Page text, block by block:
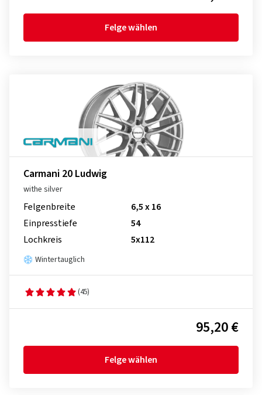
Felge wählen
Carmani 20 Ludwig
withe silver
Felgenbreite
6,5 x 16
Einpresstiefe
54
Lochkreis
5x112
Wintertauglich
(45)
95,20 €
Felge wählen